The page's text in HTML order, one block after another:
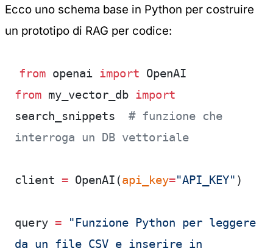
Ecco uno schema base in Python per costruire
un prototipo di RAG per codice:
from openai import OpenAI
from my_vector_db import
search_snippets # funzione che
interroga un DB vettoriale
client = OpenAI(api_key="API_KEY" )
query = "Funzione Python per leggere
da un file CSV e inserire in